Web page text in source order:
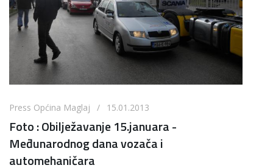
Press Općina Maglaj / 15.01.2013
Foto : Obilježavanje 15.januara -
Međunarodnog dana vozača i
automehaničara